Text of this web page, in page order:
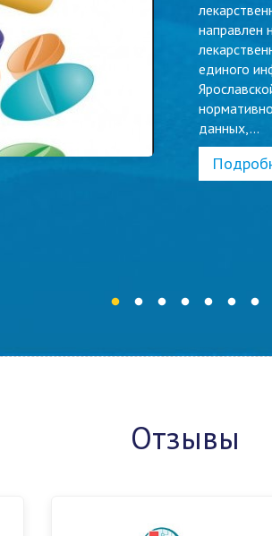
направлен
единого
данных,...
Отзывы